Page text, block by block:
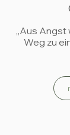
„Aus Angst
Weg zu